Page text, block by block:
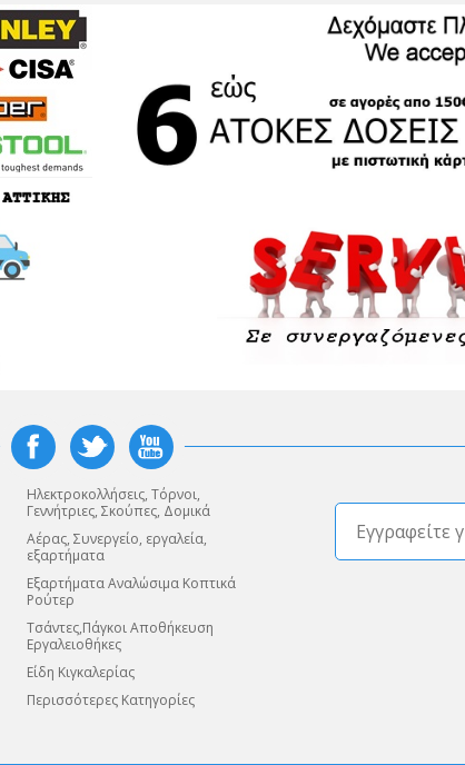
Ηλεκτροκολλήσεις, Τόρνοι,
Γεννήτριες, Σκούπες, Δομικά
Αέρας, Συνεργείο, εργαλεία,
εξαρτήματα
Εξαρτήματα Αναλώσιμα Κοπτικά
Ρούτερ
Τσάντες,Πάγκοι Αποθήκευση
Εργαλειοθήκες
Είδη Κιγκαλερίας
Περισσότερες Κατηγορίες